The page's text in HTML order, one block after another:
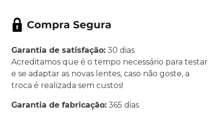
Garantia de satisfação: 30 dias
Acreditamos que é o tempo necessário para testar
e se adaptar as novas lentes, caso não goste, a
troca é realizada sem custos!
Garantia de fabricação: 365 dias